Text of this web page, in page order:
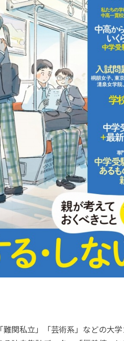
関私立」「芸術系」などの大